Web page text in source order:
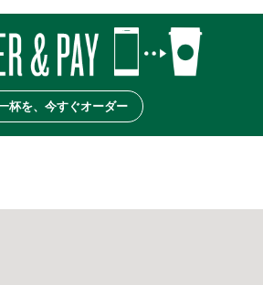
杯を、今すぐオーダー